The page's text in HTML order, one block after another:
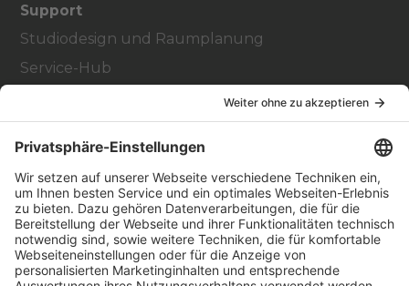
Support
Studiodesign und Raumplanung
Service-Hub
Vertriebspartner finden
Stores Finden
Rechtlich
Zugänglichkeit